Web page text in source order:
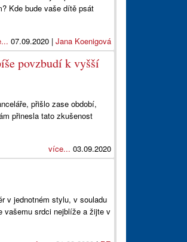
Kde bude vaše dítě psát
07.09.2020 | Jana Koenigová
povzbudí k vyšší
přišlo zase období,
přinesla tato zkušenost
více... 03.09.2020
v jednotném stylu, v souladu
vašemu srdci nejblíže a žijte v